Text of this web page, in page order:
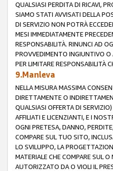
QUALSIASI PERDITA DI RICAVI,
SIAMO STATI AVVISATI DELLA
DI SERVIZIO NON POTRÀ
MESI IMMEDIATAMENTE
RESPONSABILITÀ. RINUNCI AD
PROVVEDIMENTO INGIUNTIVO O
PER LIMITARE RESPONSABILITÀ
9.Manleva
NELLA MISURA MASSIMA
DIRETTAMENTE O
QUALSIASI OFFERTA DI
AFFILIATI E LICENZIANTI, E I
OGNI PRETESA, DANNO,
COMPARE SUL TUO SITO,
LO SVILUPPO, LA
MATERIALE CHE COMPARE SUL
AUTORIZZATO DA O VIOLI IL